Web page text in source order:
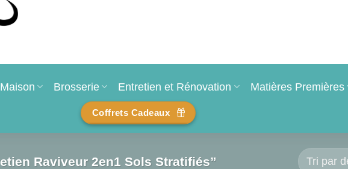
Maison Brosserie Entretien et Rénovation Matières Premières
Coffrets Cadeaux
Raviveur 2en1 Sols Stratifiés”